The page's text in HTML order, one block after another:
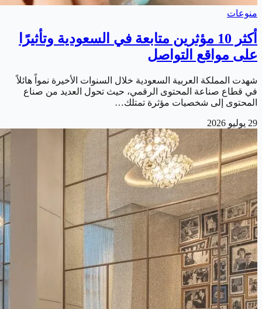
منوعات
أكثر 10 مؤثرين متابعة في السعودية وتأثيرًا
على مواقع التواصل
شهدت المملكة العربية السعودية خلال السنوات الأخيرة نمواً هائلاً
في قطاع صناعة المحتوى الرقمي، حيث تحول العديد من صناع
المحتوى إلى شخصيات مؤثرة تمتلك…
29 يوليو 2026